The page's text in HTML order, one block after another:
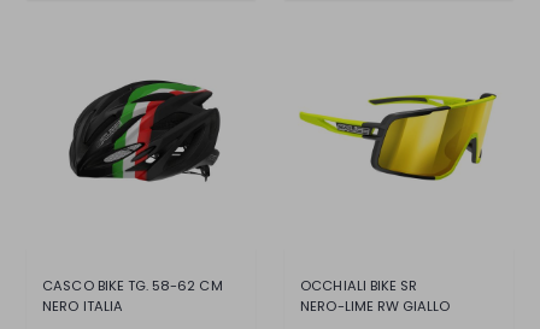
CASCO BIKE TG. 58-62 CM
NERO ITALIA
OCCHIALI BIKE SR
NERO-LIME RW GIALLO